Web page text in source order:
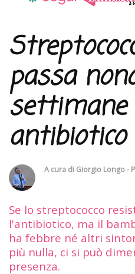
passa
settimane
antibiotico
A cura di Giorgio Longo -
Se lo streptococco
l'antibiotico, ma il
ha febbre né altri
più nulla, ci si può
presenza.